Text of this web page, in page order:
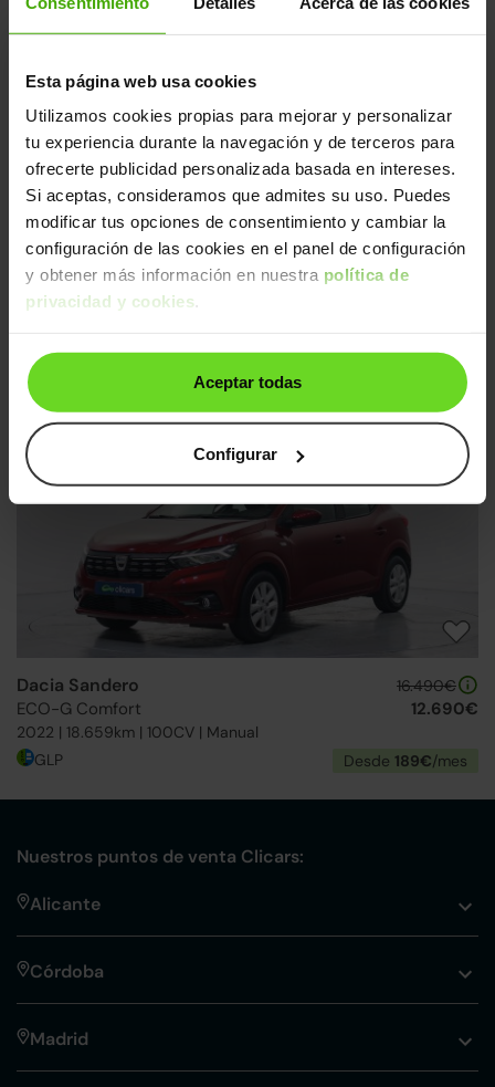
Esta página web usa cookies
Utilizamos cookies propias para mejorar y personalizar
tu experiencia durante la navegación y de terceros para
ofrecerte publicidad personalizada basada en intereses.
Si aceptas, consideramos que admites su uso. Puedes
modificar tus opciones de consentimiento y cambiar la
configuración de las cookies en el panel de configuración
y obtener más información en nuestra política de
privacidad y cookies.
Aceptar todas
Configurar
1.0 Laureate
2018 | 69.768km | 75CV | Manual
8.890€
24h
↓ 500€
Stepway ECO-G Comfort
2022 | 117.342km | 100CV | Manual
10.890€
GLP Desde171€/mes
24h
Dacia Sandero
ECO-G Comfort
2022 | 18.659km | 100CV | Manual
16.490€
12.690€
GLP Desde 189€/mes
Nuestros puntos de venta Clicars:
Alicante
Córdoba
Madrid